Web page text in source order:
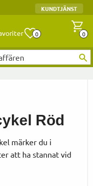
KUNDTJÄNST
Antal
0 0
Röd
märker du i
att ha stannat vid